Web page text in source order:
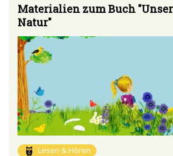
Materialien zum Buch
Natur"
Lesen & Hören